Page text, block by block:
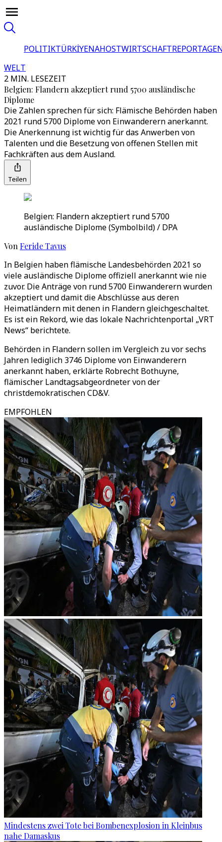
POLITIKTÜRKİYENAHOSTWIRTSCHAFT
WELT
2 MIN. LESEZEIT
Belgien: Flandern akzeptiert rund 5700 ausländische
Diplome
Die Zahlen sprechen für sich: Flämische Behörden haben
2021 rund 5700 Diplome von Einwanderern anerkannt.
Die Anerkennung ist wichtig für das Anwerben von
Talenten und die Besetzung von offenen Stellen mit
Fachkräften aus dem Ausland.
Teilen
Belgien: Flandern akzeptiert rund 5700
ausländische Diplome (Symbolbild) / DPA
Von Feride Tavus
In Belgien haben flämische Landesbehörden 2021 so
viele ausländische Diplome offiziell anerkannt wie nie
zuvor. Die Anträge von rund 5700 Einwanderern wurden
akzeptiert und damit die Abschlüsse aus deren
Heimatländern mit denen in Flandern gleichgeschaltet.
Es ist ein Rekord, wie das lokale Nachrichtenportal „VRT
News“ berichtete.
Behörden in Flandern sollen im Vergleich zu vor sechs
Jahren lediglich 3746 Diplome von Einwanderern
anerkannt haben, erklärte Robrecht Bothuyne,
flämischer Landtagsabgeordneter von der
christdemokratischen CD&V.
EMPFOHLEN
Mindestens zwei Tote bei Bombenexplosion in Kleinbus
nahe Damaskus